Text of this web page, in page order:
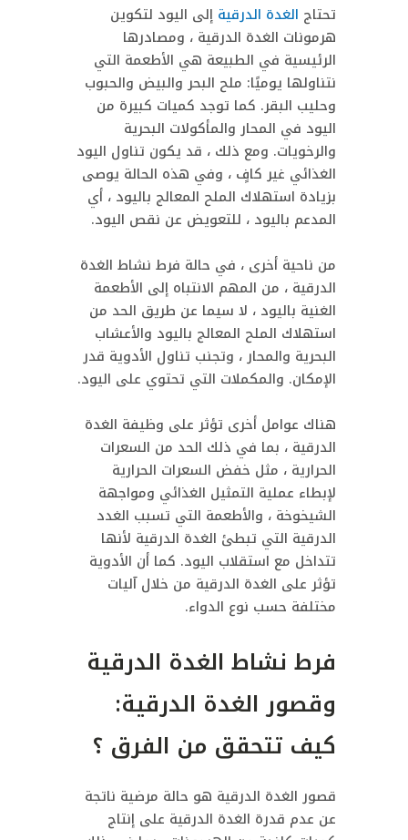
تحتاج الغدة الدرقية إلى اليود لتكوين
هرمونات الغدة الدرقية ، ومصادرها
الرئيسية في الطبيعة هي الأطعمة التي
نتناولها يوميًا: ملح البحر والبيض والحبوب
وحليب البقر. كما توجد كميات كبيرة من
اليود في المحار والمأكولات البحرية
والرخويات. ومع ذلك ، قد يكون تناول اليود
الغذائي غير كافٍ ، وفي هذه الحالة يوصى
بزيادة استهلاك الملح المعالج باليود ، أي
المدعم باليود ، للتعويض عن نقص اليود.
من ناحية أخرى ، في حالة فرط نشاط الغدة
الدرقية ، من المهم الانتباه إلى الأطعمة
الغنية باليود ، لا سيما عن طريق الحد من
استهلاك الملح المعالج باليود والأعشاب
البحرية والمحار ، وتجنب تناول الأدوية قدر
الإمكان. والمكملات التي تحتوي على اليود.
هناك عوامل أخرى تؤثر على وظيفة الغدة
الدرقية ، بما في ذلك الحد من السعرات
الحرارية ، مثل خفض السعرات الحرارية
لإبطاء عملية التمثيل الغذائي ومواجهة
الشيخوخة ، والأطعمة التي تسبب الغدد
الدرقية التي تبطئ الغدة الدرقية لأنها
تتداخل مع استقلاب اليود. كما أن الأدوية
تؤثر على الغدة الدرقية من خلال آليات
مختلفة حسب نوع الدواء.
فرط نشاط الغدة الدرقية
وقصور الغدة الدرقية:
كيف تتحقق من الفرق ؟
قصور الغدة الدرقية هو حالة مرضية ناتجة
عن عدم قدرة الغدة الدرقية على إنتاج